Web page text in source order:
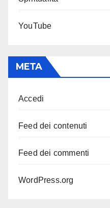
YouTube
META
Accedi
Feed dei contenuti
Feed dei commenti
WordPress.org